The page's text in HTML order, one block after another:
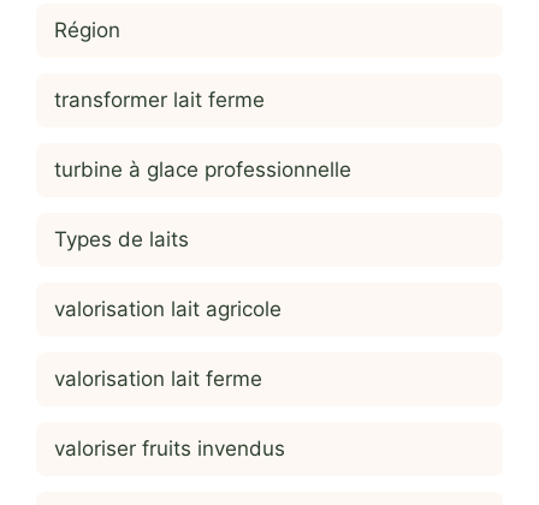
Région
transformer lait ferme
turbine à glace professionnelle
Types de laits
valorisation lait agricole
valorisation lait ferme
valoriser fruits invendus